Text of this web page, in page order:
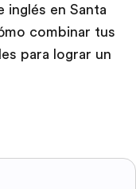
inglés en Santa
combinar tus
para lograr un